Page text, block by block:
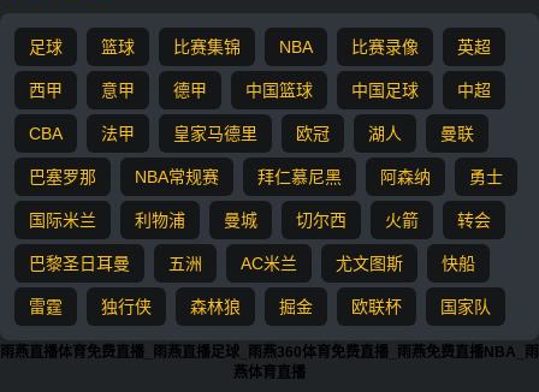
足球 篮球 比赛集锦 NBA 比赛录像 英超
西甲 意甲 德甲 中国篮球 中国足球 中超
CBA 法甲 皇家马德里 欧冠 湖人 曼联
巴塞罗那 NBA常规赛 拜仁慕尼黑 阿森纳 勇士
国际米兰 利物浦 曼城 切尔西 火箭 转会
巴黎圣日耳曼 五洲 AC米兰 尤文图斯 快船
雷霆 独行侠 森林狼 掘金 欧联杯 国家队
雨燕直播体育免费直播_雨燕直播足球_雨燕360体育免费直播_雨燕免费直播NBA_雨
燕体育直播